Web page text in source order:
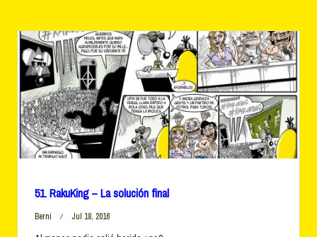
51. RakuKing – La solución final
Berni Jul 18, 2016